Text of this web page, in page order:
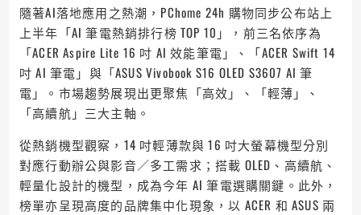
隨著AI落地應用之熱潮，PChome 24h 購物同步公布站上
上半年「AI 筆電熱銷排行榜 TOP 10」，前三名依序為
「ACER Aspire Lite 16 吋 AI 效能筆電」、「ACER Swift 14
吋 AI 筆電」與「ASUS Vivobook S16 OLED S3607 AI 筆
電」。市場趨勢展現出更聚焦「高效」、「輕薄」、
「高續航」三大主軸。
從熱銷機型觀察，14 吋輕薄款與 16 吋大螢幕機型分別
對應行動辦公與影音／多工需求；搭載 OLED、高續航、
輕量化設計的機型，成為今年 AI 筆電選購關鍵。此外，
榜單亦呈現高度的品牌集中化現象，以 ACER 和 ASUS 兩